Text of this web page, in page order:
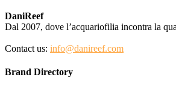
DaniReef
Dal 2007, dove l’acquariofilia incontra la
Contact us: info@danireef.com
Brand Directory